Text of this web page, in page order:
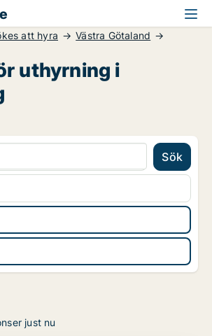
att hyra
Västra Götaland
uthyrning i
Sök
just nu